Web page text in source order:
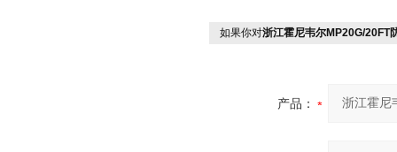
如果你对浙江霍尼韦尔MP20G/20FT
产品：